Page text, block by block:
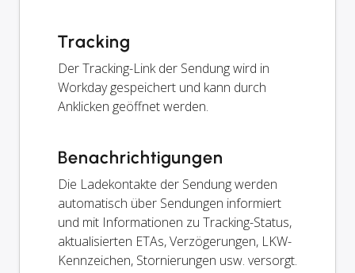
Tracking
Der Tracking-Link der Sendung wird in
Workday gespeichert und kann durch
Anklicken geöffnet werden.
Benachrichtigungen
Die Ladekontakte der Sendung werden
automatisch über Sendungen informiert
und mit Informationen zu Tracking-Status,
aktualisierten ETAs, Verzögerungen, LKW-
Kennzeichen, Stornierungen usw. versorgt.